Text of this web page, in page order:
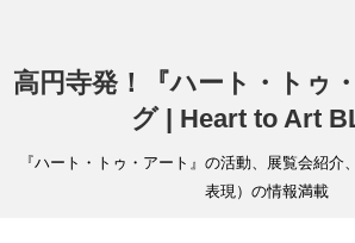
高円寺発！『ハート・トゥ
グ | Heart to Art
『ハート・トゥ・アート』の活動、展覧会紹介
表現）の情報満載